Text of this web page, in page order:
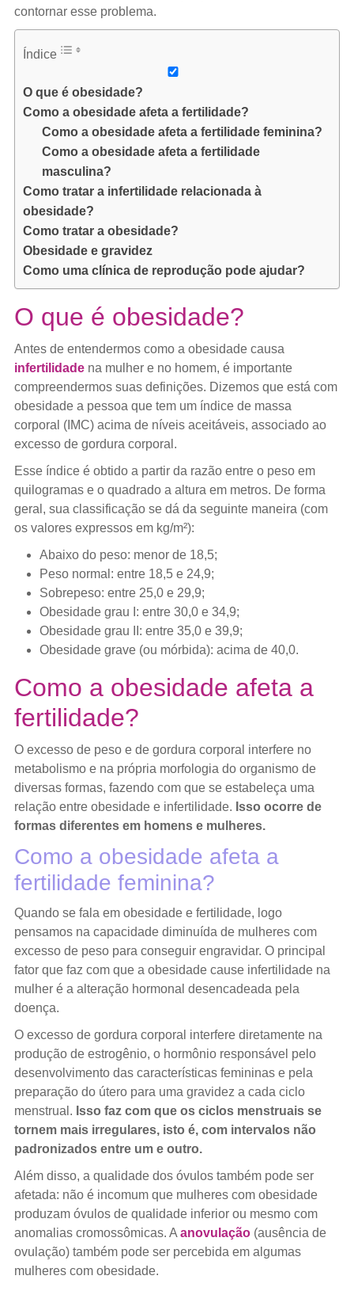
contornar esse problema.
Índice
O que é obesidade?
Como a obesidade afeta a fertilidade?
Como a obesidade afeta a fertilidade feminina?
Como a obesidade afeta a fertilidade
masculina?
Como tratar a infertilidade relacionada à
obesidade?
Como tratar a obesidade?
Obesidade e gravidez
Como uma clínica de reprodução pode ajudar?
O que é obesidade?
Antes de entendermos como a obesidade causa
infertilidadena mulher e no homem, é importante
compreendermos suas definições. Dizemos que está com
obesidade a pessoa que tem um índice de massa
corporal (IMC) acima de níveis aceitáveis, associado ao
excesso de gordura corporal.
Esse índice é obtido a partir da razão entre o peso em
quilogramas e o quadrado a altura em metros. De forma
geral, sua classificação se dá da seguinte maneira (com
os valores expressos em kg/m²):
Abaixo do peso: menor de 18,5;
Peso normal: entre 18,5 e 24,9;
Sobrepeso: entre 25,0 e 29,9;
Obesidade grau I: entre 30,0 e 34,9;
Obesidade grau II: entre 35,0 e 39,9;
Obesidade grave (ou mórbida): acima de 40,0.
Como a obesidade afeta a
fertilidade?
O excesso de peso e de gordura corporal interfere no
metabolismo e na própria morfologia do organismo de
diversas formas, fazendo com que se estabeleça uma
relação entre obesidade e infertilidade. Isso ocorre de
formas diferentes em homens e mulheres.
Como a obesidade afeta a
fertilidade feminina?
Quando se fala em obesidade e fertilidade, logo
pensamos na capacidade diminuída de mulheres com
excesso de peso para conseguir engravidar. O principal
fator que faz com que a obesidade cause infertilidade na
mulher é a alteração hormonal desencadeada pela
doença.
O excesso de gordura corporal interfere diretamente na
produção de estrogênio, o hormônio responsável pelo
desenvolvimento das características femininas e pela
preparação do útero para uma gravidez a cada ciclo
menstrual. Isso faz com que os ciclos menstruais se
tornem mais irregulares, isto é, com intervalos não
padronizados entre um e outro.
Além disso, a qualidade dos óvulos também pode ser
afetada: não é incomum que mulheres com obesidade
produzam óvulos de qualidade inferior ou mesmo com
anomalias cromossômicas. A anovulação(ausência de
ovulação) também pode ser percebida em algumas
mulheres com obesidade.